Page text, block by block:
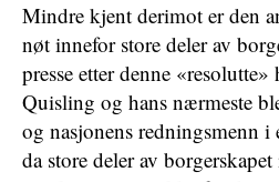
Mindre kjent derimot er den
nøt innefor store deler av
presse etter denne
Quisling og hans nærmeste
og nasjonens redningsmenn
da store deler av